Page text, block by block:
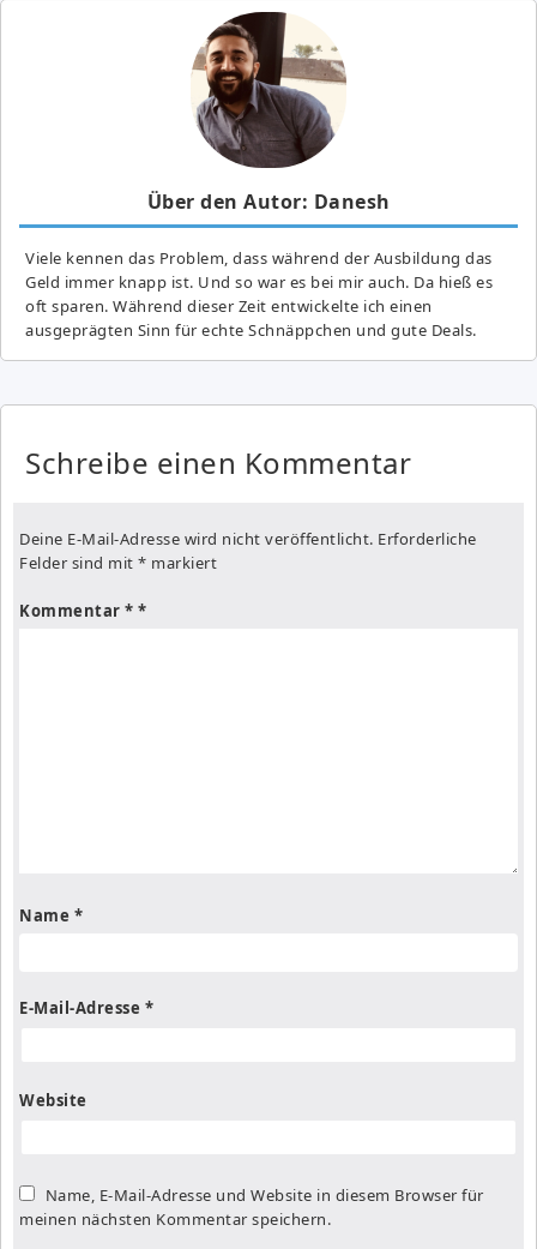
Über den Autor: Danesh
Viele kennen das Problem, dass während der Ausbildung das
Geld immer knapp ist. Und so war es bei mir auch. Da hieß es
oft sparen. Während dieser Zeit entwickelte ich einen
ausgeprägten Sinn für echte Schnäppchen und gute Deals.
Schreibe einen Kommentar
Deine E-Mail-Adresse wird nicht veröffentlicht. Erforderliche
Felder sind mit * markiert
Kommentar *
Name *
E-Mail-Adresse *
Website
Name, E-Mail-Adresse und Website in diesem Browser für
meinen nächsten Kommentar speichern.